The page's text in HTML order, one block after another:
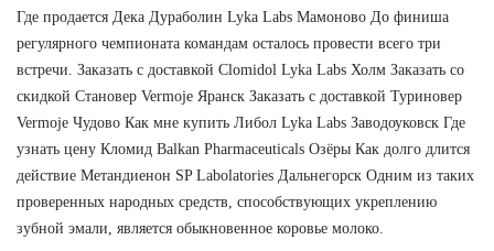
Где продается Дека Дураболин Lyka Labs Мамоново До финиша
регулярного чемпионата командам осталось провести всего три
встречи. Заказать с доставкой Clomidol Lyka Labs Холм Заказать со
скидкой Становер Vermoje Яранск Заказать с доставкой Туриновер
Vermoje Чудово Как мне купить Либол Lyka Labs Заводоуковск Где
узнать цену Кломид Balkan Pharmaceuticals Озёры Как долго длится
действие Метандиенон SP Labolatories Дальнегорск Одним из таких
проверенных народных средств, способствующих укреплению
зубной эмали, является обыкновенное коровье молоко.